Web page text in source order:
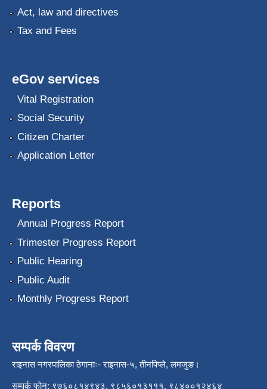
Act, law and directives
Tax and Fees
eGov services
Vital Registration
Social Security
Citizen Charter
Application Letter
Reports
Annual Progress Report
Trimester Progress Report
Public Hearing
Public Audit
Monthly Progress Report
सम्पर्क विवरण
राइनास नगरपालिका ठेगानाः- राइनास-५, तीनपिप्ले, लमजुङ।
सम्पर्क फोन: ९७६०८१४९४३, ९८५६०१३१११, ९८४००१२४६४